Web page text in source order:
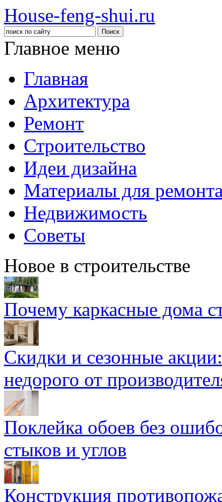
House-feng-shui.ru
Главное меню
Главная
Архитектура
Ремонт
Строительство
Идеи дизайна
Материалы для
Недвижимость
Советы
Новое в строительстве
Почему каркасные дома
Скидки и сезонные
недорого от
Поклейка обоев без
стыков и углов
Конструкция